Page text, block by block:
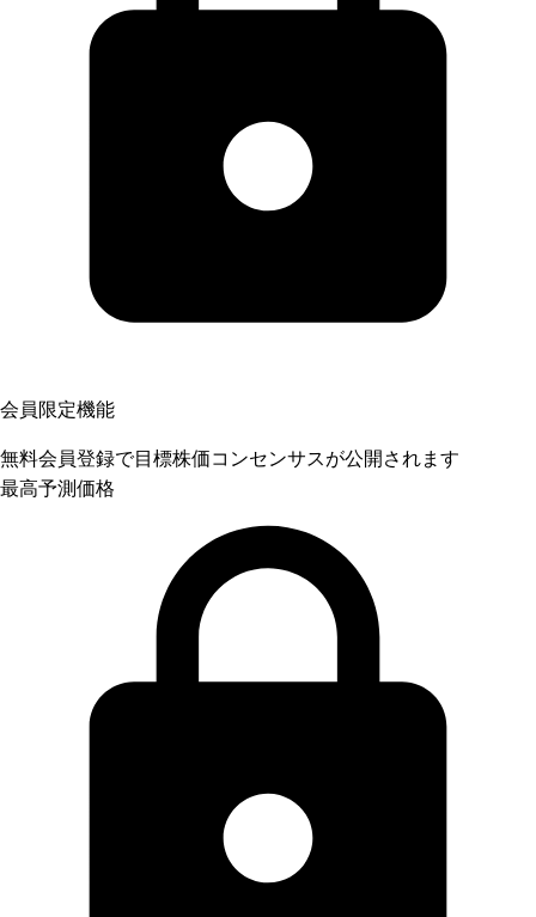
会員限定機能
無料会員登録で目標株価コンセンサスが公開されます
最高予測価格